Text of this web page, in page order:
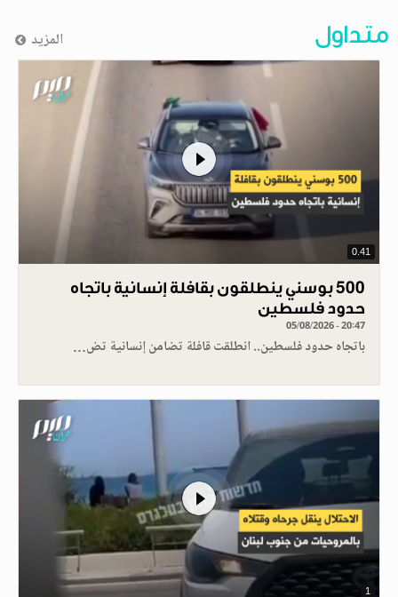
متداول المزيد
0.41
500 بوسني ينطلقون بقافلة إنسانية باتجاه
حدود فلسطين
05/08/2026 - 20:47
باتجاه حدود فلسطين.. انطلقت قافلة تضامن إنسانية تض…
1